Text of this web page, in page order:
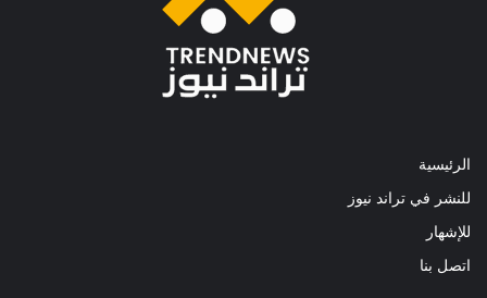
الرئيسية
للنشر في تراند نيوز
للإشهار
اتصل بنا